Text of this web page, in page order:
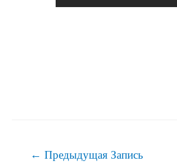
Навигация
← Предыдущая Запись